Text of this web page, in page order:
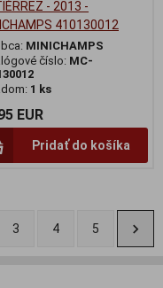
- 2013 -
410130012
MINICHAMPS
číslo: MC-
1 ks
EUR
Pridať do košíka
3 4 5